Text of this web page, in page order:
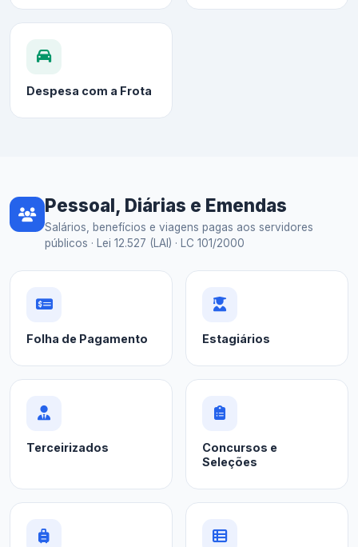
Despesa com a Frota
Pessoal, Diárias e Emendas
Salários, benefícios e viagens pagas aos servidores
públicos · Lei 12.527 (LAI) · LC 101/2000
Folha de Pagamento Estagiários
Terceirizados
Concursos e
Seleções